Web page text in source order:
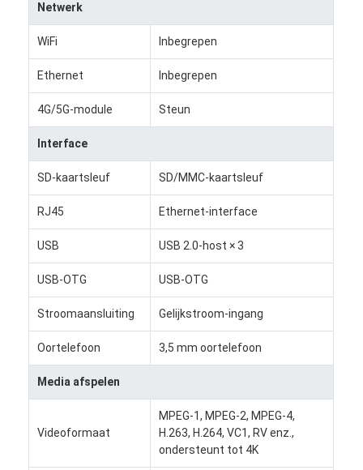
Fabriekstour
Neem contact met ons op
Praatje Nu
Digitaal LCD-signaal voor binnenruimtes
Openluchtlcd Digitale Signage
Kiosk voor zelfbestelling
Netwerk
WiFi Inbegrepen
Ethernet Inbegrepen
4G/5G-module Steun
Interface
SD-kaartsleuf SD/MMC-kaartsleuf
RJ45 Ethernet-interface
USB USB 2.0-host × 3
USB-OTG USB-OTG
Stroomaansluiting Gelijkstroom-ingang
Oortelefoon 3,5 mm oortelefoon
Media afspelen
Videoformaat
MPEG-1, MPEG-2, MPEG-4,
H.263, H.264, VC1, RV enz.,
ondersteunt tot 4K